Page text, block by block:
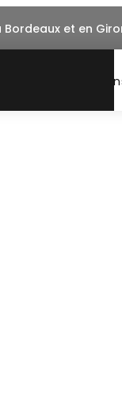
et en